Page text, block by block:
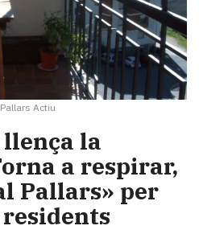
Pallars Actiu
la
a respirar,
Pallars» per